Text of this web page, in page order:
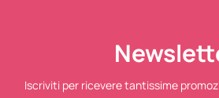
Iscriviti per ricevere tantissime